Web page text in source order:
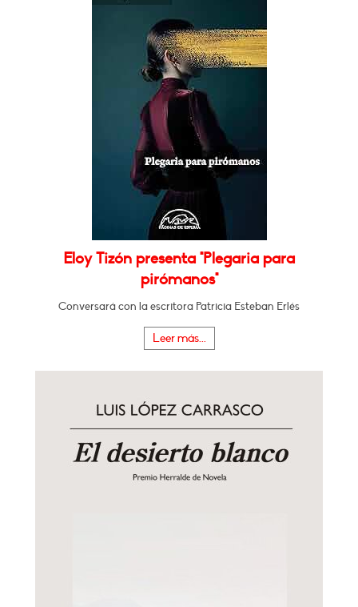
Eloy Tizón presenta "Plegaria para
pirómanos"
Conversará con la escritora Patricia Esteban Erlés
Leer más...